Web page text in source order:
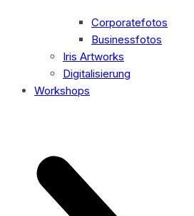
Corporatefotos
Businessfotos
Iris Artworks
Digitalisierung
Workshops